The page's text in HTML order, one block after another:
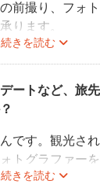
続きを読む
前撮り、フォ
ります。
装レンタル・着
ションをご用
自身でご用意
ートなど、旅
続きを読む
です。観光さ
トグラファーを
できます。